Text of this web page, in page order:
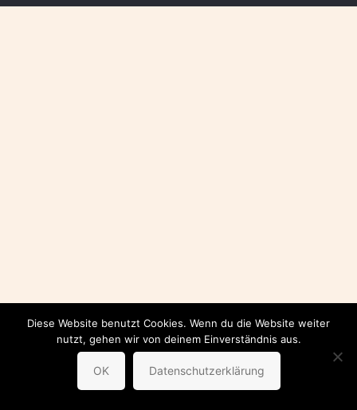
Diese Website benutzt Cookies. Wenn du die Website weiter
nutzt, gehen wir von deinem Einverständnis aus.
OK Datenschutzerklärung